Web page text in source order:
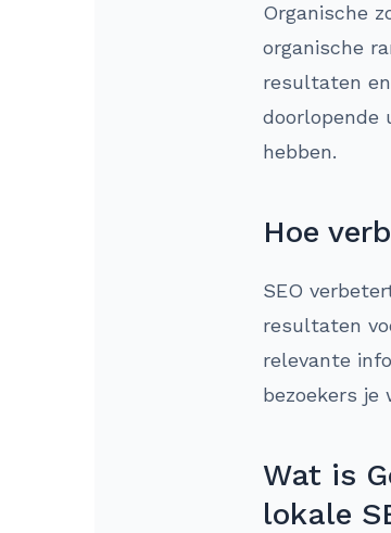
Organische
organische
resultaten
doorlopende
hebben.
Hoe
SEO
resultaten
relevante
bezoekers je
Wat is
lokale